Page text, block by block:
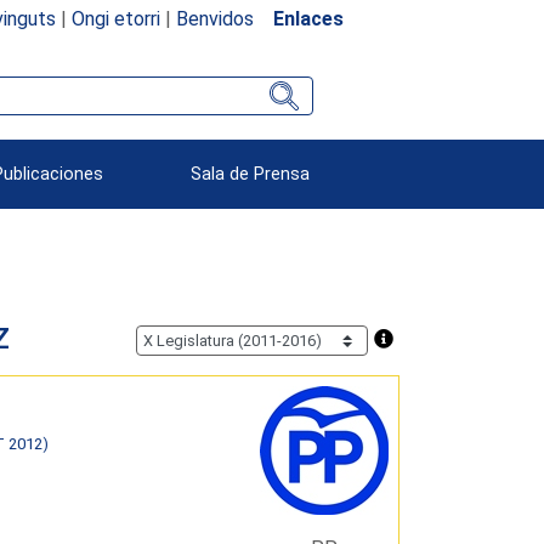
| Ongi etorri| Benvidos Enlaces
Sala de Prensa
2012)